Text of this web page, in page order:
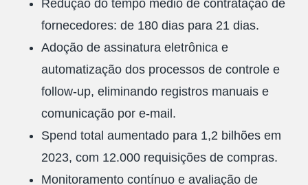
Redução do tempo médio de contratação de
fornecedores: de 180 dias para 21 dias.
Adoção de assinatura eletrônica e
automatização dos processos de controle e
follow-up, eliminando registros manuais e
comunicação por e-mail.
Spend total aumentado para 1,2 bilhões em
2023, com 12.000 requisições de compras.
Monitoramento contínuo e avaliação de